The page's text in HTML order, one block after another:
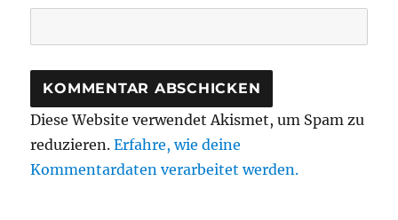
Diese Website verwendet Akismet, um Spam zu
reduzieren.Erfahre, wie deine
Kommentardaten verarbeitet werden.